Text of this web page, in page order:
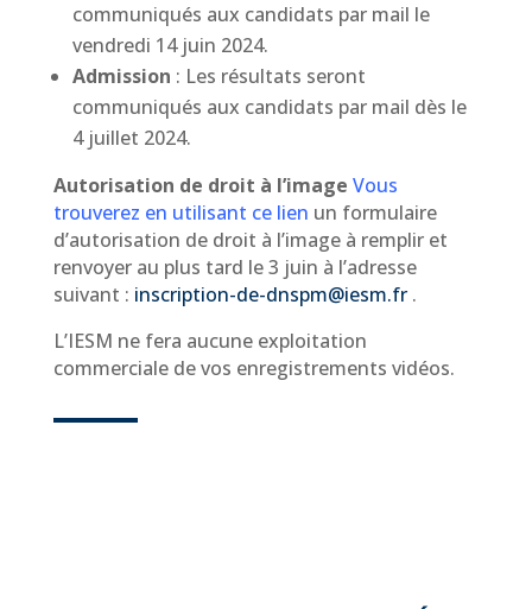
communiqués aux candidats par mail le
vendredi 14 juin 2024.
Admission : Les résultats seront
communiqués aux candidats par mail dès le
4 juillet 2024.
Autorisation de droit à l’image Vous
trouverez en utilisant ce lien un formulaire
d’autorisation de droit à l’image à remplir et
renvoyer au plus tard le 3 juin à l’adresse
suivant : inscription-de-dnspm@iesm.fr.
L’IESM ne fera aucune exploitation
commerciale de vos enregistrements vidéos.